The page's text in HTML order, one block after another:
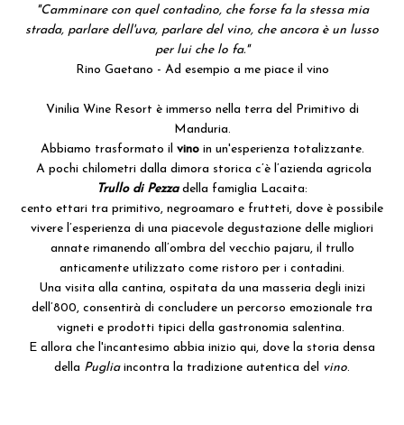
"Camminare con quel contadino, che forse fa la stessa mia
strada, parlare dell'uva, parlare del vino, che ancora è un lusso
per lui che lo fa."
Rino Gaetano - Ad esempio a me piace il vino
Vinilia Wine Resort è immerso nella terra del Primitivo di
Manduria.
Abbiamo trasformato il vinoin un'esperienza totalizzante.
A pochi chilometri dalla dimora storica c’è l’azienda agricola
Trullo di Pezzadella famiglia Lacaita:
cento ettari tra primitivo, negroamaro e frutteti, dove è possibile
vivere l’esperienza di una piacevole degustazione delle migliori
annate rimanendo all’ombra del vecchio pajaru, il trullo
anticamente utilizzato come ristoro per i contadini.
Una visita alla cantina, ospitata da una masseria degli inizi
dell’800, consentirà di concludere un percorso emozionale tra
vigneti e prodotti tipici della gastronomia salentina.
E allora che l'incantesimo abbia inizio qui, dove la storia densa
della Pugliaincontra la tradizione autentica del vino.